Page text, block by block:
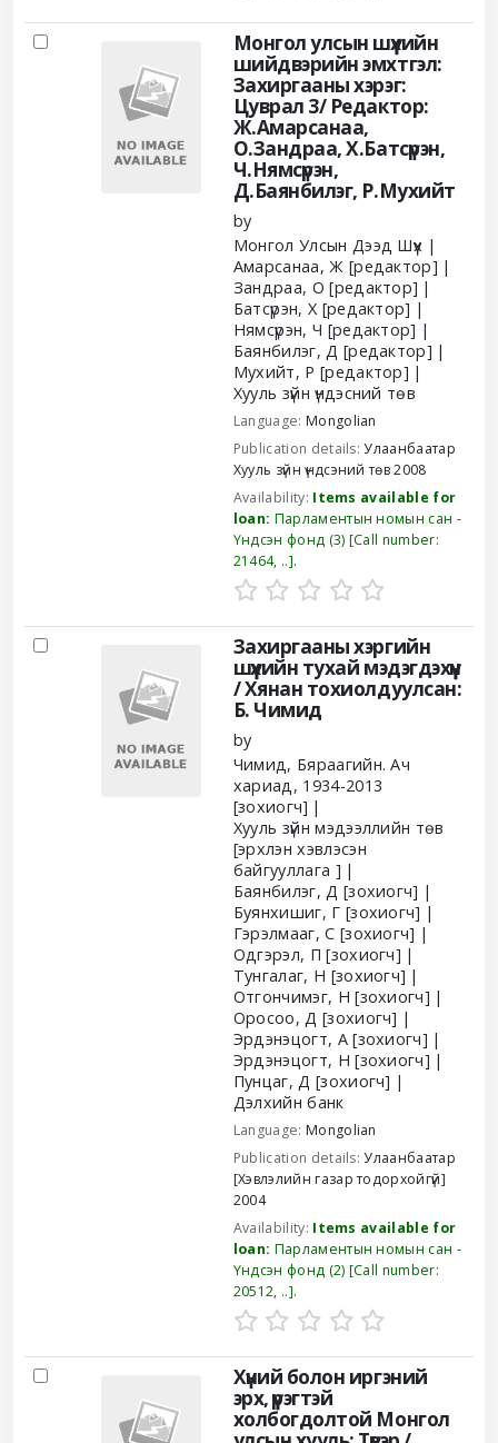
Монгол улсын шүүхийн
шийдвэрийн эмхтгэл:
Захиргааны хэрэг:
Цуврал 3/ Редактор:
Ж.Амарсанаа,
О.Зандраа, Х.Батсүрэн,
Ч.Нямсүрэн,
Д.Баянбилэг, Р.Мухийт
by
Монгол Улсын Дээд Шүүх
Амарсанаа, Ж [редактор]
Зандраа, О [редактор]
Батсүрэн, Х [редактор]
Нямсүрэн, Ч [редактор]
Баянбилэг, Д [редактор]
Мухийт, Р [редактор]
Хууль зүйн үндэсний төв
Language: Mongolian
Publication details:Улаанбаатар
Хууль зүйн үндсэний төв 2008
Availability: Items available for
loan: Парламентын номын сан -
Үндсэн фонд (3) Call number:
21464, .. .
Захиргааны хэргийн
шүүхийн тухай мэдэгдэхүүн
/Хянан тохиолдуулсан:
Б. Чимид
by
Чимид, Бяраагийн. Ач
хариад, 1934-2013
[зохиогч]
Хууль зүйн мэдээллийн төв
[эрхлэн хэвлэсэн
байгууллага ]
Баянбилэг, Д [зохиогч]
Буянхишиг, Г [зохиогч]
Гэрэлмааг, С [зохиогч]
Одгэрэл, П [зохиогч]
Тунгалаг, Н [зохиогч]
Отгончимэг, Н [зохиогч]
Оросоо, Д [зохиогч]
Эрдэнэцогт, А[зохиогч]
Эрдэнэцогт, Н [зохиогч]
Пунцаг, Д [зохиогч]
Дэлхийн банк
Language: Mongolian
Publication details:Улаанбаатар
[Хэвлэлийн газар тодорхойгүй]
2004
Availability: Items available for
loan: Парламентын номын сан -
Үндсэн фонд (2) Call number:
20512, .. .
Хүний болон иргэний
эрх, үүрэгтэй
холбогдолтой Монгол